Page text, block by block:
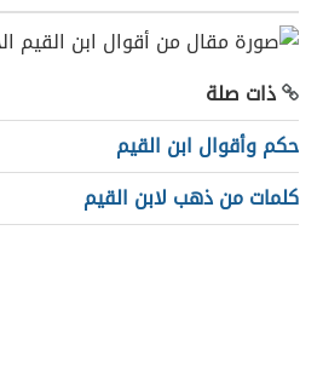
ذات صلة
حكم وأقوال ابن القيم
كلمات من ذهب لابن القيم